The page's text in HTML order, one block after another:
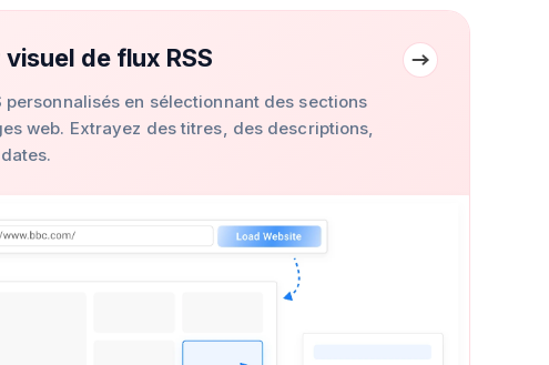
de flux RSS
personnalisés en sélectionnant des sections
web. Extrayez des titres, des descriptions,